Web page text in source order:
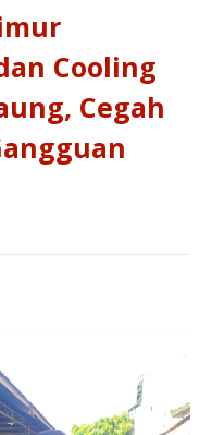
Cooling
Cegah